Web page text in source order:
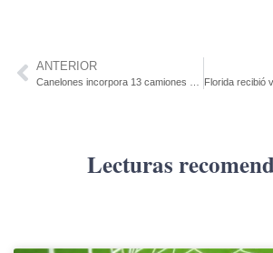
ANTERIOR
Lecturas